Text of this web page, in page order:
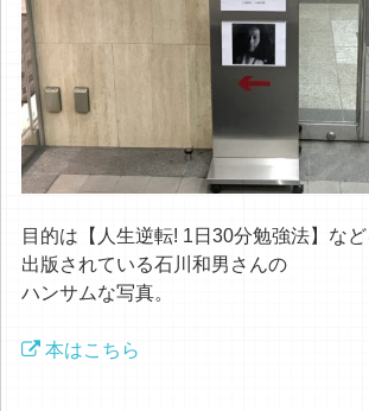
目的は【人生逆転! 1日30分勉強法】な
出版されている石川和男さんの
ハンサムな写真。
本はこちら